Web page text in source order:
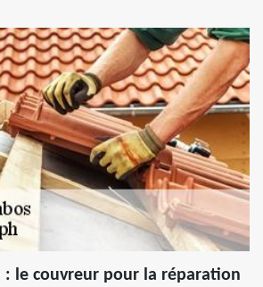
: le couvreur pour la réparation